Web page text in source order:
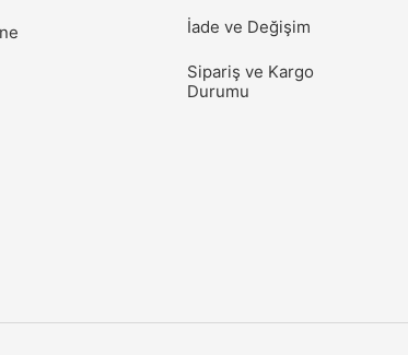
İade ve Değişim
Sipariş ve Kargo
Durumu